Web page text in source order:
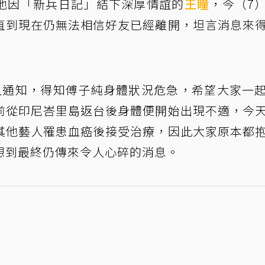
因「新兵日記」結下深厚情誼的王瞳 ，今（7
現在仍無法相信好友已經離開，坦言消息來
知，得知傅子純身體狀況危急，希望大家一
印尼峇里島返台後身體便開始出現不適，今
藝人罹患血癌後接受治療，因此大家原本都
最終仍傳來令人心碎的消息。